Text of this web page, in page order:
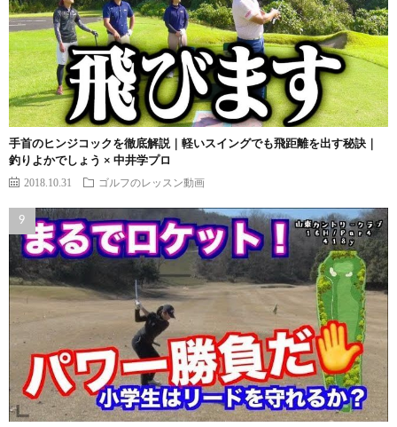
手首のヒンジコックを徹底解説｜軽いスイングでも飛距離を出す秘訣｜
釣りよかでしょう × 中井学プロ
2018.10.31 ゴルフのレッスン動画